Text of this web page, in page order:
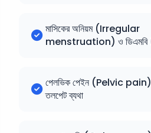
মাসিকের অনিয়ম (Irregular
menstruation) ও ডিএমবি
পেলভিক পেইন (Pelvic pain)
তলপেট ব্যথা